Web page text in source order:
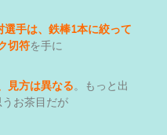
選手は、鉄棒1本に絞って
切符を手に
見方は異なる。もっと出
お茶目だが